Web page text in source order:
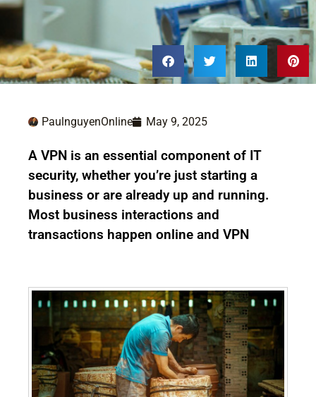
PaulnguyenOnline May 9, 2025
A VPN is an essential component of IT
security, whether you’re just starting a
business or are already up and running.
Most business interactions and
transactions happen online and VPN